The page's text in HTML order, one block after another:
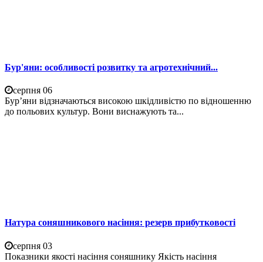
Бур'яни: особливості розвитку та агротехнічний...
серпня 06
Бур’яни відзначаються високою шкідливістю по відношенню
до польових культур. Вони виснажують та...
Натура соняшникового насіння: резерв прибутковості
серпня 03
Показники якості насіння соняшнику Якість насіння